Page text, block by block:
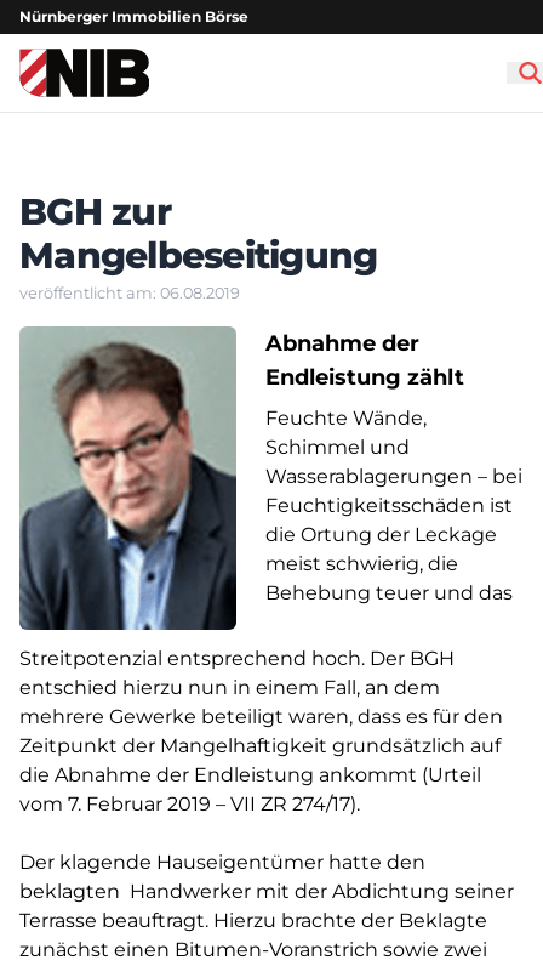
Nürnberger Immobilien Börse
NIB - Nürnberger Immobilien Börse
BGH zur
Mangelbeseitigung
veröffentlicht am: 06.08.2019
Abnahme der
Endleistung zählt
Feuchte Wände,
Schimmel und
Wasserablagerungen – bei
Feuchtigkeitsschäden ist
die Ortung der Leckage
meist schwierig, die
Behebung teuer und das
Streitpotenzial entsprechend hoch. Der BGH
entschied hierzu nun in einem Fall, an dem
mehrere Gewerke beteiligt waren, dass es für den
Zeitpunkt der Mangelhaftigkeit grundsätzlich auf
die Abnahme der Endleistung ankommt (Urteil
vom 7. Februar 2019 – VII ZR 274/17).
Der klagende Hauseigentümer hatte den
beklagten Handwerker mit der Abdichtung seiner
Terrasse beauftragt. Hierzu brachte der Beklagte
zunächst einen Bitumen-Voranstrich sowie zwei